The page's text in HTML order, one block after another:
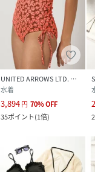
ポリエステル85%、ポリウレ
手洗い
HN6848_AA35
AA35-2JN006-2b-2U HN6848
UNITED ARROWS LTD. OUTLET
水着
3,894円 70%OFF
35ポイント(1倍)